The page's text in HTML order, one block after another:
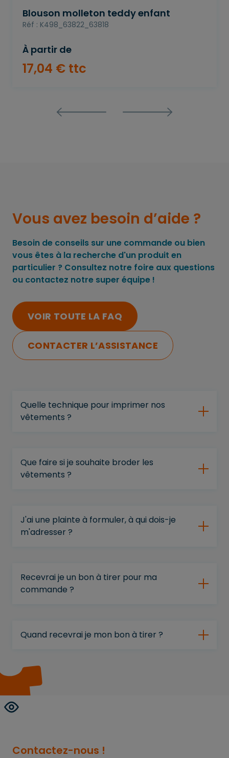
Blouson molleton teddy enfant
Réf : K498_63822_63818
À partir de
17,04 € ttc
Vous avez besoin d’aide ?
Besoin de conseils sur une commande ou bien
vous êtes à la recherche d'un produit en
particulier ? Consultez notre foire aux questions
ou contactez notre super équipe !
VOIR TOUTE LA FAQ
CONTACTER L’ASSISTANCE
Quelle technique pour imprimer nos
vêtements ?
Que faire si je souhaite broder les
vêtements ?
J'ai une plainte à formuler, à qui dois-je
m'adresser ?
Recevrai je un bon à tirer pour ma
commande ?
Quand recevrai je mon bon à tirer ?
Contactez-nous !